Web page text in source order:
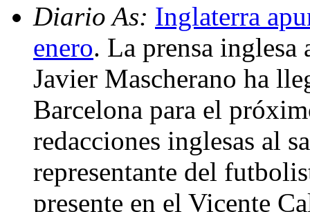
Diario As: Inglaterra
enero. La prensa
Javier Mascherano ha
Barcelona para el
redacciones inglesas al
representante del
presente en el Vicente